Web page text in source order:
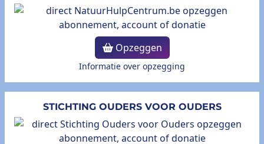
Opzeggen
Informatie over opzegging
STICHTING OUDERS VOOR OUDERS